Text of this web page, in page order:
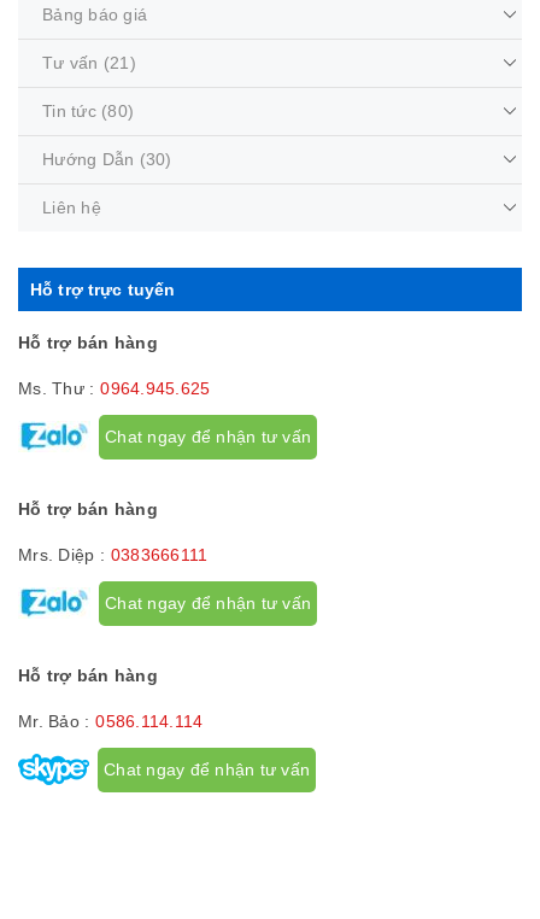
Bảng báo giá
Tư vấn (21)
Tin tức (80)
Hướng Dẫn (30)
Liên hệ
Hỗ trợ trực tuyến
Hỗ trợ bán hàng
Ms. Thư : 0964.945.625
Chat ngay để nhận tư vấn
Hỗ trợ bán hàng
Mrs. Diệp : 0383666111
Chat ngay để nhận tư vấn
Hỗ trợ bán hàng
Mr. Bảo : 0586.114.114
Chat ngay để nhận tư vấn